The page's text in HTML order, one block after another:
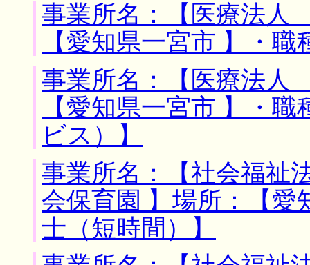
事業所名：【医療法
【愛知県一宮市 】・
事業所名：【医療法
【愛知県一宮市 】・
ビス）】
事業所名：【社会福
会保育園 】場所：【愛
士（短時間）】